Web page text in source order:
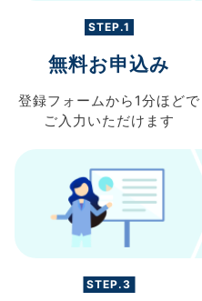
STEP.1
無料お申込み
登録フォームから 1分ほどで
ご入力 いただけます
STEP.3